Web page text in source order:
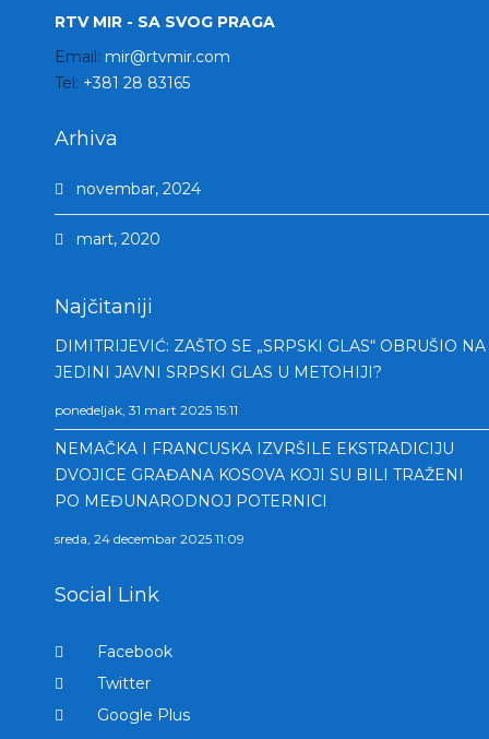
RTV MIR - SA SVOG PRAGA
Email: mir@rtvmir.com
Tel: +381 28 83165
Arhiva
novembar, 2024
mart, 2020
Najčitaniji
DIMITRIJEVIĆ: ZAŠTO SE „SRPSKI GLAS“ OBRUŠIO NA
JEDINI JAVNI SRPSKI GLAS U METOHIJI?
ponedeljak, 31 mart 2025 15:11
NEMAČKA I FRANCUSKA IZVRŠILE EKSTRADICIJU
DVOJICE GRAĐANA KOSOVA KOJI SU BILI TRAŽENI
PO MEĐUNARODNOJ POTERNICI
sreda, 24 decembar 2025 11:09
Social Link
Facebook
Twitter
Google Plus